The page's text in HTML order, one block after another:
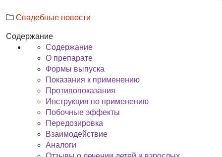
Свадебные новости
Содержание
Содержание
О препарате
Формы выпуска
Показания к применению
Противопоказания
Инструкция по применению
Побочные эффекты
Передозировка
Взаимодействие
Аналоги